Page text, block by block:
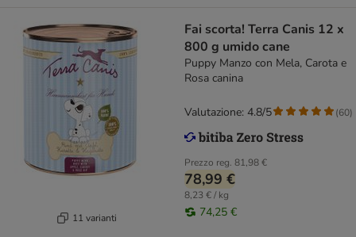
11 varianti
Fai scorta! Terra Canis 12 x
800 g umido cane
Puppy Manzo con Mela, Carota e
Rosa canina
Prezzo reg. 81,98 €
78,99 €
8,23 € / kg
74,25 €
Valutazione: 4.8/5 (60)